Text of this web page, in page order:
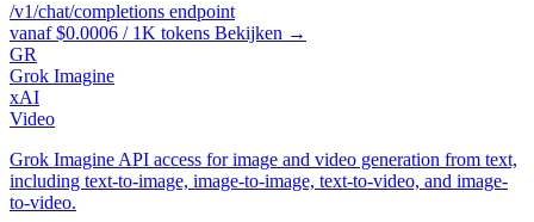
/v1/chat/completions endpoint
vanaf $0.0006 / 1K tokens Bekijken →
GR
Grok Imagine
xAI
Video
Grok Imagine API access for image and video generation from text,
including text-to-image, image-to-image, text-to-video, and image-
to-video.